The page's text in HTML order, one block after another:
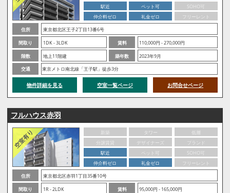
駅近
ペット可
SOHO可
仲介料ゼロ
礼金ゼロ
フリーレント
住所
東京都北区王子2丁目13番6号
間取り
1DK - 3LDK 賃料
110,000円 - 270,000円
階数
地上11階建 築年数
2023年9月
交通
東京メトロ南北線「王子駅」徒歩3分
物件詳細を見る 空室一覧ページ お問合せページ
フルハウス赤羽
新築 タワー
低層
分譲賃貸
デザイナーズ
ブランド
駅近
ペット可
SOHO可
仲介料ゼロ
礼金ゼロ
フリーレント
住所
東京都北区赤羽1丁目35番10号
間取り
1R - 2LDK 賃料
95,000円 - 165,000円